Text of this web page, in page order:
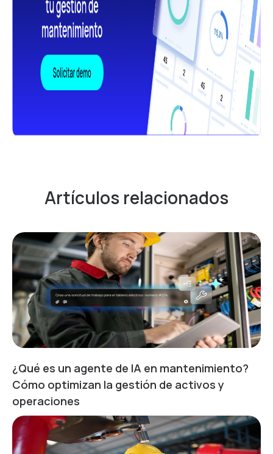
Artículos relacionados
¿Qué es un agente de IA en mantenimiento?
Cómo optimizan la gestión de activos y
operaciones